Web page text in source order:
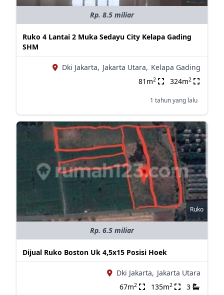
Rp. 8.5 miliar
Ruko 4 Lantai 2 Muka Sedayu City Kelapa Gading
SHM
Dki Jakarta, Jakarta Utara, Kelapa Gading
81m2 324m2
1 tahun yang lalu
Ruko
Rp. 6.5 miliar
Dijual Ruko Boston Uk 4,5x15 Posisi Hoek
Dki Jakarta, Jakarta Utara
67m2 135m2 3